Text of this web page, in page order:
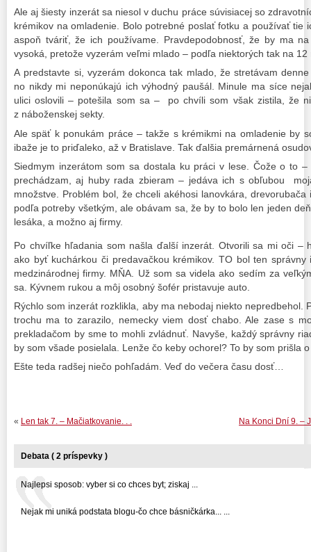
Ale aj šiesty inzerát sa niesol v duchu práce súvisiacej so
krémikov na omladenie. Bolo potrebné poslať fotku a používať tie
aspoň tváriť, že ich používame. Pravdepodobnosť, že by ma
vysoká, pretože vyzerám veľmi mlado – podľa niektorých tak na 12
A predstavte si, vyzerám dokonca tak mlado, že stretávam
no nikdy mi neponúkajú ich výhodný paušál. Minule ma síce
ulici oslovili – potešila som sa – po chvíli som však zistila, že
z náboženskej sekty.
Ale späť k ponukám práce – takže s krémikmi na omladenie by
ibaže je to priďaleko, až v Bratislave. Tak ďalšia premárnená
Siedmym inzerátom som sa dostala ku práci v lese. Čože o to
prechádzam, aj huby rada zbieram – jedáva ich s obľubou
množstve. Problém bol, že chceli akéhosi lanovkára,
podľa potreby všetkým, ale obávam sa, že by to bolo len jeden
lesáka, a možno aj firmy.
Po chvíľke hľadania som našla ďalší inzerát. Otvorili sa mi oči –
ako byť kuchárkou či predavačkou krémikov. TO bol ten
medzinárodnej firmy. MŇA. Už som sa videla ako sedím za
sa. Kývnem rukou a môj osobný šofér pristavuje auto.
Rýchlo som inzerát rozklikla, aby ma nebodaj niekto nepredbehol.
trochu ma to zarazilo, nemecky viem dosť chabo. Ale zase s
prekladačom by sme to mohli zvládnuť. Navyše, každý správny
by som všade posielala. Lenže čo keby ochorel? To by som prišla
Ešte teda radšej niečo pohľadám. Veď do večera času dosť…
Na Konci Dní 9. –
« Len tak 7. – Mačiatkovanie. . .
Debata ( 2 príspevky )
Najlepsi sposob: vyber si co chces byt; ziskaj ...
Nejak mi uniká podstata blogu-čo chce básničkárka... ...